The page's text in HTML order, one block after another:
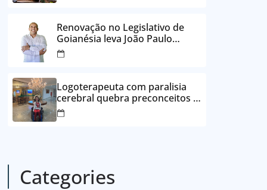
Renovação no Legislativo de
Goianésia leva João Paulo
Batista à Câmara Municipal
Logoterapeuta com paralisia
cerebral quebra preconceitos e
ajuda pacientes a reencontrar
propósito em Goianésia
Categories